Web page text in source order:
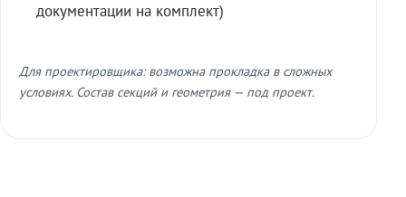
документации на комплект)
Для проектировщика: возможна прокладка в сложных
условиях. Состав секций и геометрия — под проект.